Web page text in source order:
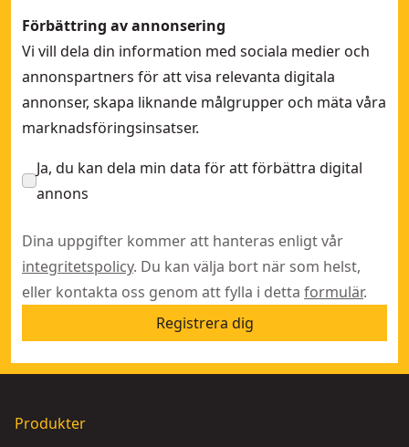
Förbättring av annonsering
Vi vill dela din information med sociala medier och
annonspartners för att visa relevanta digitala
annonser, skapa liknande målgrupper och mäta våra
marknadsföringsinsatser.
Ja, du kan dela min data för att förbättra digital
annons
Dina uppgifter kommer att hanteras enligt vår
integritetspolicy. Du kan välja bort när som helst,
eller kontakta oss genom att fylla i detta formulär.
Registrera dig
Produkter